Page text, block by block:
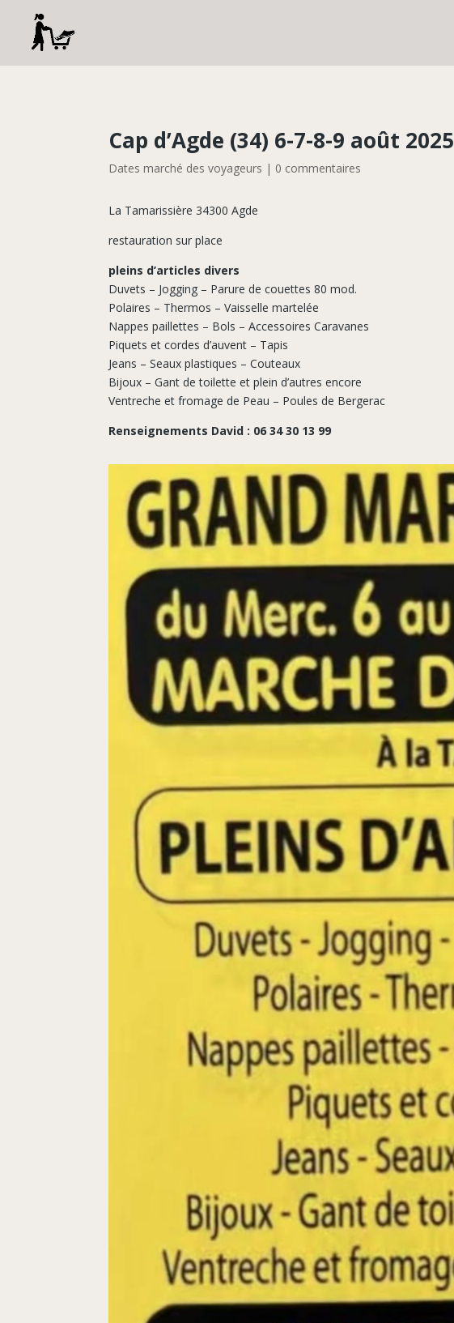
Cap d’Agde (34) 6-7-8-9 août 2025
Dates marché des voyageurs | 0 commentaires
La Tamarissière 34300 Agde
restauration sur place
pleins d’articles divers
Duvets – Jogging – Parure de couettes 80 mod.
Polaires – Thermos – Vaisselle martelée
Nappes paillettes – Bols – Accessoires Caravanes
Piquets et cordes d’auvent – Tapis
Jeans – Seaux plastiques – Couteaux
Bijoux – Gant de toilette et plein d’autres encore
Ventreche et fromage de Peau – Poules de Bergerac
Renseignements David : 06 34 30 13 99